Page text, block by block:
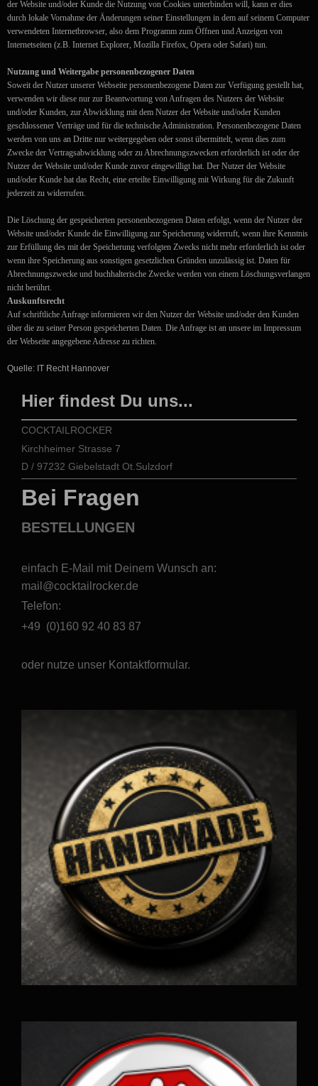
der Website und/oder Kunde die Nutzung von Cookies unterbinden will, kann er dies
durch lokale Vornahme der Änderungen seiner Einstellungen in dem auf seinem Computer
verwendeten Internetbrowser, also dem Programm zum Öffnen und Anzeigen von
Internetseiten (z.B. Internet Explorer, Mozilla Firefox, Opera oder Safari) tun.
Nutzung und Weitergabe personenbezogener Daten
Soweit der Nutzer unserer Webseite personenbezogene Daten zur Verfügung gestellt hat,
verwenden wir diese nur zur Beantwortung von Anfragen des Nutzers der Website
und/oder Kunden, zur Abwicklung mit dem Nutzer der Website und/oder Kunden
geschlossener Verträge und für die technische Administration. Personenbezogene Daten
werden von uns an Dritte nur weitergegeben oder sonst übermittelt, wenn dies zum
Zwecke der Vertragsabwicklung oder zu Abrechnungszwecken erforderlich ist oder der
Nutzer der Website und/oder Kunde zuvor eingewilligt hat. Der Nutzer der Website
und/oder Kunde hat das Recht, eine erteilte Einwilligung mit Wirkung für die Zukunft
jederzeit zu widerrufen.
Die Löschung der gespeicherten personenbezogenen Daten erfolgt, wenn der Nutzer der
Website und/oder Kunde die Einwilligung zur Speicherung widerruft, wenn ihre Kenntnis
zur Erfüllung des mit der Speicherung verfolgten Zwecks nicht mehr erforderlich ist oder
wenn ihre Speicherung aus sonstigen gesetzlichen Gründen unzulässig ist. Daten für
Abrechnungszwecke und buchhalterische Zwecke werden von einem Löschungsverlangen
nicht berührt.
Auskunftsrecht
Auf schriftliche Anfrage informieren wir den Nutzer der Website und/oder den Kunden
über die zu seiner Person gespeicherten Daten. Die Anfrage ist an unsere im Impressum
der Webseite angegebene Adresse zu richten.
Quelle: IT Recht Hannover
Hier findest Du uns...
COCKTAILROCKER
Kirchheimer Strasse 7
D / 97232 Giebelstadt Ot.Sulzdorf
Bei Fragen
BESTELLUNGEN
einfach E-Mail mit Deinem Wunsch an:
mail@cocktailrocker.de
Telefon:
+49 (0)160 92 40 83 87
oder nutze unser Kontaktformular.